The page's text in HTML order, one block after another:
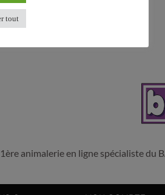
sur les réseaux sociaux :
1ère animalerie en ligne spécialiste du
tout